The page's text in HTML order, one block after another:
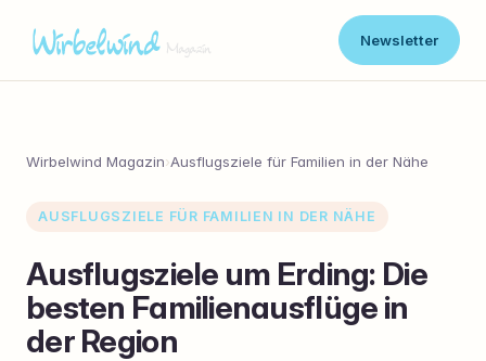
Newsletter
Wirbelwind Magazin›Ausflugsziele für Familien in der Nähe
AUSFLUGSZIELE FÜR FAMILIEN IN DER NÄHE
Ausflugsziele um Erding: Die
besten Familienausflüge in
der Region